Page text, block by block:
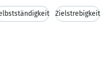
Zielstrebigkeit